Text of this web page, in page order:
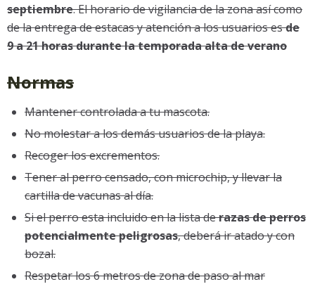
septiembre. El horario de vigilancia de la zona así como
de la entrega de estacas y atención a los usuarios esde
9 a 21 horas durante la temporada alta de verano
Normas
Mantener controlada a tu mascota.
No molestar a los demás usuarios de la playa.
Recoger los excrementos.
Tener al perro censado, con microchip, y llevar la
cartilla de vacunas al día.
Si el perro esta incluido en la lista derazas de perros
potencialmente peligrosas, deberá ir atado y con
bozal.
Respetar los 6 metros de zona de paso al mar